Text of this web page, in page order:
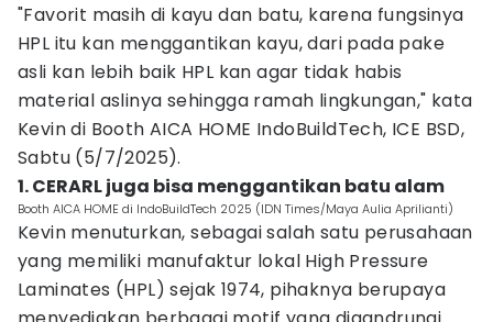
"Favorit masih di kayu dan batu, karena fungsinya
HPL itu kan menggantikan kayu, dari pada pake
asli kan lebih baik HPL kan agar tidak habis
material aslinya sehingga ramah lingkungan," kata
Kevin di Booth AICA HOME IndoBuildTech, ICE BSD,
Sabtu (5/7/2025).
1. CERARL juga bisa menggantikan batu alam
Booth AICA HOME di IndoBuildTech 2025 (IDN Times/Maya Aulia Aprilianti)
Kevin menuturkan, sebagai salah satu perusahaan
yang memiliki manufaktur lokal High Pressure
Laminates (HPL) sejak 1974, pihaknya berupaya